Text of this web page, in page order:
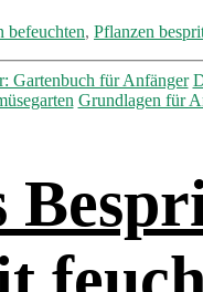
befeuchten, Pflanzen
Kategorien
Gartenbuch für Anfänger
Grundlagen für